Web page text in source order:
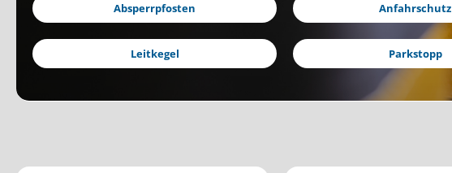
Absperrpfosten Anfahrschutz
Leitkegel Parkstopp